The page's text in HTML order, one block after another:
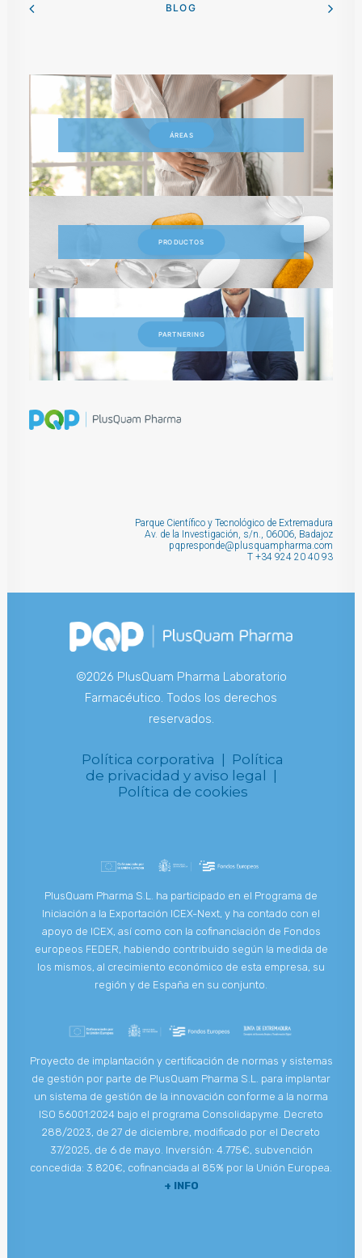
BLOG
ÁREAS
PRODUCTOS
PARTNERING
Parque Científico y Tecnológico de Extremadura
Av. de la Investigación, s/n., 06006, Badajoz
pqpresponde@plusquampharma.com
T +34 924 20 40 93
©2026 PlusQuam Pharma Laboratorio
Farmacéutico. Todos los derechos
reservados.
Política corporativa | Política
de privacidad y aviso legal |
Política de cookies
PlusQuam Pharma S.L. ha participado en el Programa de
Iniciación a la Exportación ICEX-Next, y ha contado con el
apoyo de ICEX, así como con la cofinanciación de Fondos
europeos FEDER, habiendo contribuido según la medida de
los mismos, al crecimiento económico de esta empresa, su
región y de España en su conjunto.
Proyecto de implantación y certificación de normas y sistemas
de gestión por parte de PlusQuam Pharma S.L. para implantar
un sistema de gestión de la innovación conforme a la norma
ISO 56001:2024 bajo el programa Consolidapyme. Decreto
288/2023, de 27 de diciembre, modificado por el Decreto
37/2025, de 6 de mayo. Inversión: 4.775€, subvención
concedida: 3.820€, cofinanciada al 85% por la Unión Europea.
+ INFO